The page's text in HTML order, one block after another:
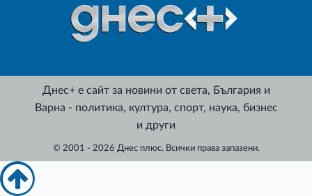
Днес+ е сайт за новини от света, България и
Варна - политика, култура, спорт, наука, бизнес
и други
© 2001 - 2026 Днес плюс. Всички права запазени.